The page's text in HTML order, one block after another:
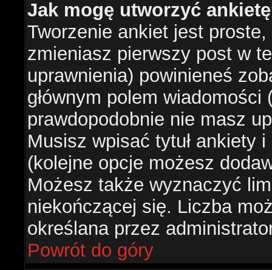
Jak mogę utworzyć
Tworzenie ankiet jest
zmieniasz pierwszy post w
uprawnienia) powinieneś
głównym polem
prawdopodobnie nie masz
Musisz wpisać tytuł ankiety
(kolejne opcje możesz
Możesz także wyznaczyć
niekończącej się. Liczba
określana przez
Powrót do góry